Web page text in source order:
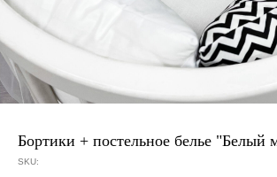
Бортики + постельное белье "Белый
SKU: